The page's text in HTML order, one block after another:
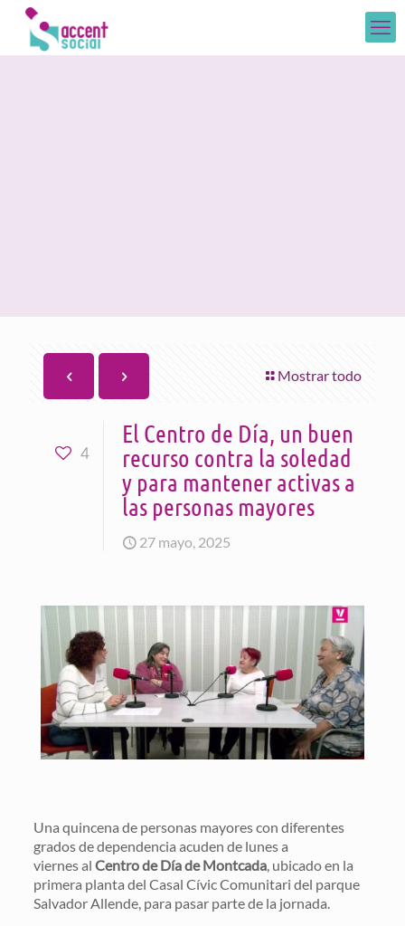
Mostrar todo
4
El Centro de Día, un buen
recurso contra la soledad
y para mantener activas a
las personas mayores
27 mayo, 2025
Una quincena de personas mayores con diferentes
grados de dependencia acuden de lunes a
viernes al Centro de Día de Montcada, ubicado en la
primera planta del Casal Cívic Comunitari del parque
Salvador Allende, para pasar parte de la jornada.